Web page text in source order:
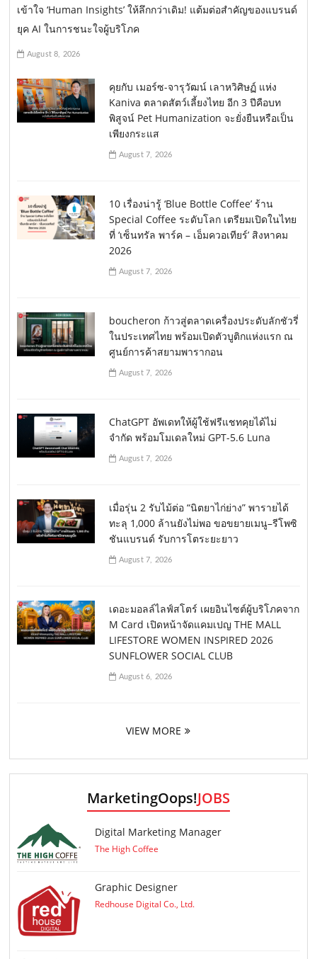
n
เข้าใจ ‘Human Insights’ ให้ลึกกว่าเดิม! แต้มต่อสำคัญของแบรนด์
ยุค AI ในการชนะใจผู้บริโภค
August 8, 2026
คุยกับ เมอร์ซ-จารุวัฒน์ เลาหวิศิษฏ์ แห่ง
Kaniva ตลาดสัตว์เลี้ยงไทย อีก 3 ปีคือบท
พิสูจน์ Pet Humanization จะยั่งยืนหรือเป็น
เพียงกระแส
August 7, 2026
10 เรื่องน่ารู้ ‘Blue Bottle Coffee’ ร้าน
Special Coffee ระดับโลก เตรียมเปิดในไทย
ที่ ‘เซ็นทรัล พาร์ค – เอ็มควอเทียร์’ สิงหาคม
2026
August 7, 2026
boucheron ก้าวสู่ตลาดเครื่องประดับลักชัวรี่
ในประเทศไทย พร้อมเปิดตัวบูติกแห่งแรก ณ
ศูนย์การค้าสยามพารากอน
August 7, 2026
ChatGPT อัพเดทให้ผู้ใช้ฟรีแชทคุยได้ไม่
จำกัด พร้อมโมเดลใหม่ GPT-5.6 Luna
August 7, 2026
เมื่อรุ่น 2 รับไม้ต่อ “นิตยาไก่ย่าง” พารายได้
ทะลุ 1,000 ล้านยังไม่พอ ขอขยายเมนู–รีโพซิ
ชันแบรนด์ รับการโตระยะยาว
August 7, 2026
เดอะมอลล์ไลฟ์สโตร์ เผยอินไซต์ผู้บริโภคจาก
M Card เปิดหน้าจัดแคมเปญ THE MALL
LIFESTORE WOMEN INSPIRED 2026
SUNFLOWER SOCIAL CLUB
August 6, 2026
VIEW MORE
MarketingOops!JOBS
Digital Marketing Manager
The High Coffee
Graphic Designer
Redhouse Digital Co., Ltd.